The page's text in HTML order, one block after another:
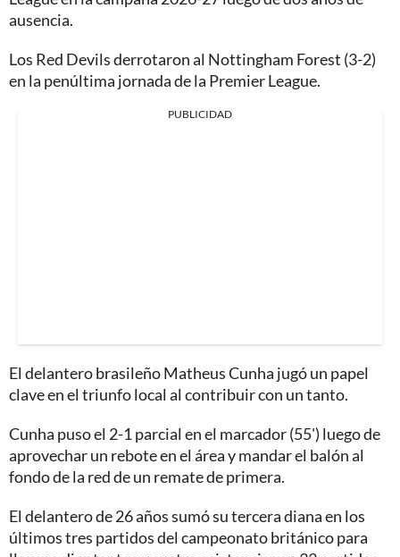
ausencia.
Los Red Devils derrotaron al Nottingham Forest (3-2)
en la penúltima jornada de la Premier League.
PUBLICIDAD
El delantero brasileño Matheus Cunha jugó un papel
clave en el triunfo local al contribuir con un tanto.
Cunha puso el 2-1 parcial en el marcador (55') luego de
aprovechar un rebote en el área y mandar el balón al
fondo de la red de un remate de primera.
El delantero de 26 años sumó su tercera diana en los
últimos tres partidos del campeonato británico para